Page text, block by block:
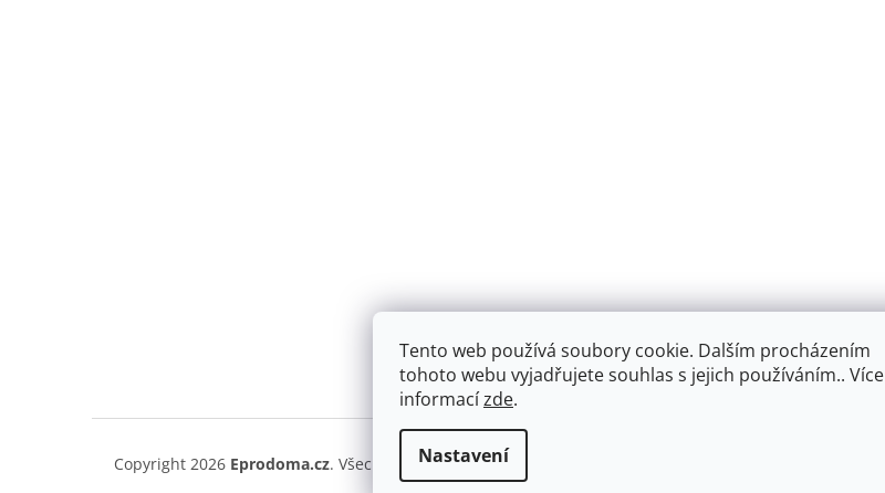
Tento web používá soubory cookie. Dalším procházením
tohoto webu vyjadřujete souhlas s jejich používáním.. Více
informacízde.
Nastavení
Záruka spokojenosti
Copyright 2026 Eprodoma.cz. Všechna práva vyhrazena.